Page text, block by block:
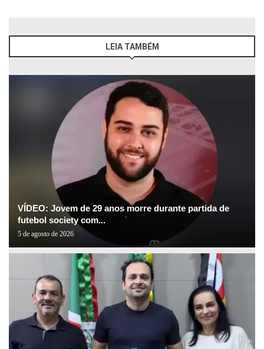
LEIA TAMBÉM
VÍDEO: Jovem de 29 anos morre durante partida de
futebol society com...
5 de agosto de 2026